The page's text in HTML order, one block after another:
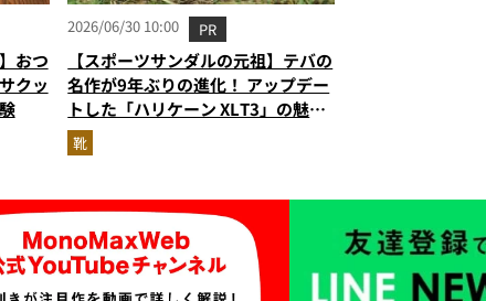
おつ
クッ
2026/06/30 10:00 PR
【スポーツサンダルの元祖】テバの
名作が9年ぶりの進化！ アップデー
トした「ハリケーン XLT3」の魅力
を識者があらゆる角度から徹底解
説！
靴